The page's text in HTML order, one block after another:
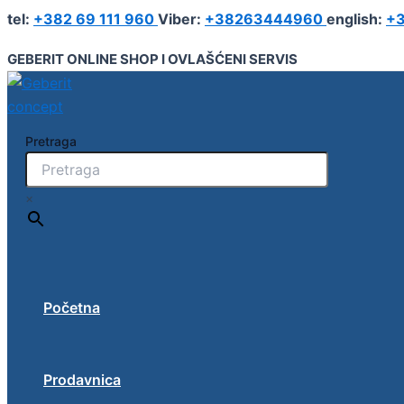
Pređi
sadržaj
tel: +382 69 111 960 Viber: +38263444960 english:
GEBERIT ONLINE SHOP I OVLAŠĆENI SERVIS
Pretraga
×
Početna
Prodavnica
Selnova
umivaonik,
smanjena
površina
odlaganje
45x25
količina